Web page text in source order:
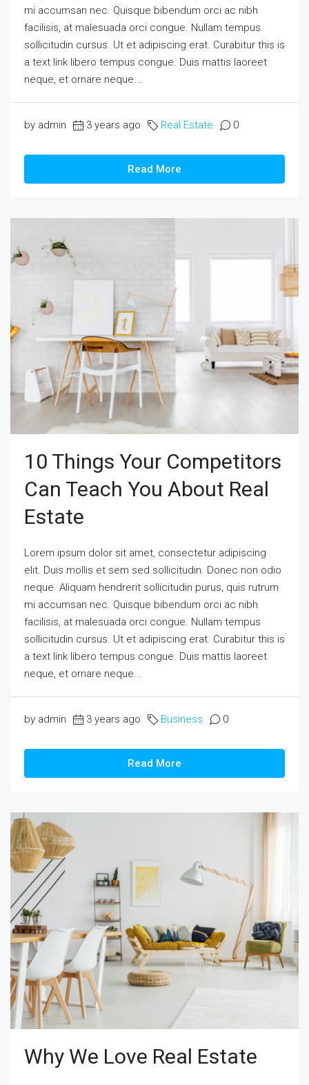
mi accumsan nec. Quisque bibendum orci ac nibh
facilisis, at malesuada orci congue. Nullam tempus
sollicitudin cursus. Ut et adipiscing erat. Curabitur this is
a text link libero tempus congue. Duis mattis laoreet
neque, et ornare neque...
by admin 3 years ago Real Estate 0
Read More
10 Things Your Competitors
Can Teach You About Real
Estate
Lorem ipsum dolor sit amet, consectetur adipiscing
elit. Duis mollis et sem sed sollicitudin. Donec non odio
neque. Aliquam hendrerit sollicitudin purus, quis rutrum
mi accumsan nec. Quisque bibendum orci ac nibh
facilisis, at malesuada orci congue. Nullam tempus
sollicitudin cursus. Ut et adipiscing erat. Curabitur this is
a text link libero tempus congue. Duis mattis laoreet
neque, et ornare neque...
by admin 3 years ago Business 0
Read More
Why We Love Real Estate